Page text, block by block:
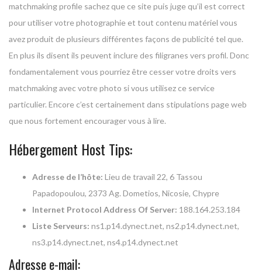
matchmaking profile sachez que ce site puis juge qu’il est correct
pour utiliser votre photographie et tout contenu matériel vous
avez produit de plusieurs différentes façons de publicité tel que.
En plus ils disent ils peuvent inclure des filigranes vers profil. Donc
fondamentalement vous pourriez être cesser votre droits vers
matchmaking avec votre photo si vous utilisez ce service
particulier. Encore c’est certainement dans stipulations page web
que nous fortement encourager vous à lire.
Hébergement Host Tips:
Adresse de l’hôte: Lieu de travail 22, 6 Tassou
Papadopoulou, 2373 Ag. Dometios, Nicosie, Chypre
Internet Protocol Address Of Server: 188.164.253.184
Liste Serveurs: ns1.p14.dynect.net, ns2.p14.dynect.net,
ns3.p14.dynect.net, ns4.p14.dynect.net
Adresse e-mail: